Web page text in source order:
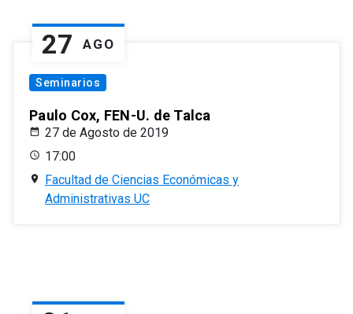
27 AGO
Seminarios
Paulo Cox, FEN-U. de Talca
27 de Agosto de 2019
17:00
Facultad de Ciencias Económicas y
Administrativas UC